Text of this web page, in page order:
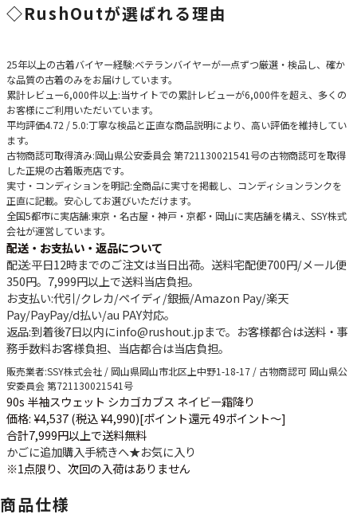
◇RushOutが選ばれる理由
25年以上の古着バイヤー経験:ベテランバイヤーが一点ずつ厳選・検品し、確か
な品質の古着のみをお届けしています。
累計レビュー6,000件以上:当サイトでの累計レビューが6,000件を超え、多くの
お客様にご利用いただいています。
平均評価4.72 / 5.0:丁寧な検品と正直な商品説明により、高い評価を維持してい
ます。
古物商認可取得済み:岡山県公安委員会 第721130021541号の古物商認可を取得
した正規の古着販売店です。
実寸・コンディションを明記:全商品に実寸を掲載し、コンディションランクを
正直に記載。安心してお選びいただけます。
全国5都市に実店舗:東京・名古屋・神戸・京都・岡山に実店舗を構え、SSY株式
会社が運営しています。
配送・お支払い・返品について
配送:平日12時までのご注文は当日出荷。送料宅配便700円/メール便
350円。 7,999円以上で送料当店負担。
お支払い:代引/クレカ/ペイディ/銀振/Amazon Pay/楽天
Pay/PayPay/d払い/au PAY対応。
返品:到着後7日以内にinfo@rushout.jpまで。お客様都合は送料・事
務手数料お客様負担、当店都合は当店負担。
販売業者:SSY株式会社 / 岡山県岡山市北区上中野1-18-17 / 古物商認可 岡山県公
安委員会 第721130021541号
90s 半袖スウェット シカゴカブス ネイビー霜降り
価格: ¥4,537 (税込 ¥4,990)[ポイント還元 49ポイント～]
合計7,999円以上で送料無料
かごに追加購入手続きへ★お気に入り
※1点限り、次回の入荷はありません
商品仕様